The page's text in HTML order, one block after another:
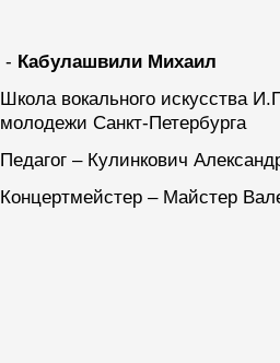
- Кабулашвили Михаил
Школа вокального искусства
молодежи Санкт-Петербурга
Педагог – Кулинкович
Концертмейстер – Майстер